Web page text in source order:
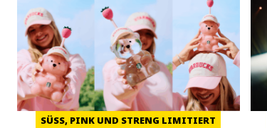
SÜSS, PINK UND STRENG LIMITIERT